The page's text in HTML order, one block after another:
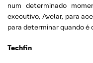
num determinado
executivo, Avelar, para
para determinar quando é
Techfin